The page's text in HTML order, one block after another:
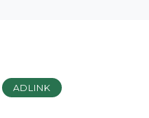
ADLINK